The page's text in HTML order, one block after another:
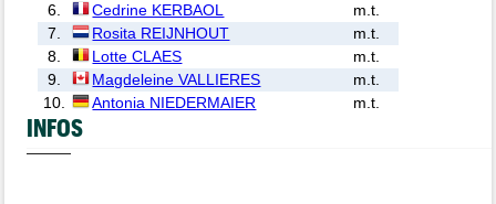
6.
Cedrine KERBAOL
m.t.
7.
Rosita REIJNHOUT
m.t.
8.
Lotte CLAES
m.t.
9.
Magdeleine VALLIERES
m.t.
10.
Antonia NIEDERMAIER m.t.
INFOS